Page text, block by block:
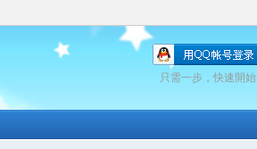
只需一步，快速開始